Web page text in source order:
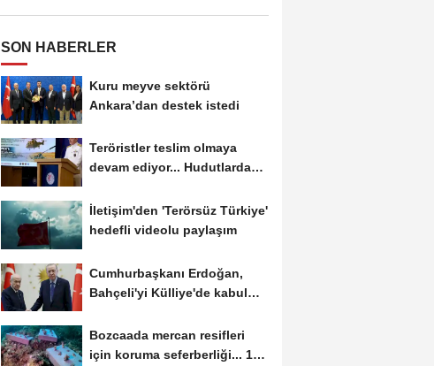
SON HABERLER
Kuru meyve sektörü
Ankara’dan destek istedi
Teröristler teslim olmaya
devam ediyor... Hudutlarda
İletişim'den 'Terörsüz Türkiye'
hedefli videolu paylaşım
Cumhurbaşkanı Erdoğan,
Bahçeli'yi Külliye'de kabul
Bozcaada mercan resifleri
için koruma seferberliği... 180